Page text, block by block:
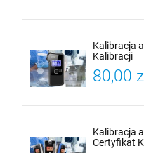
Kalibracja
Kalibracji
80,00
Kalibracja
Certyfikat